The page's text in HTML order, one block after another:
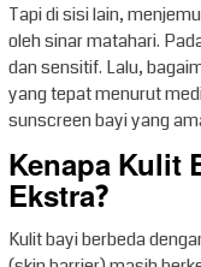
Tapi di sisi lain,
oleh sinar matahari.
dan sensitif. Lalu,
yang tepat menurut
sunscreen bayi yang
Kenapa Kulit
Ekstra?
Kulit bayi berbeda